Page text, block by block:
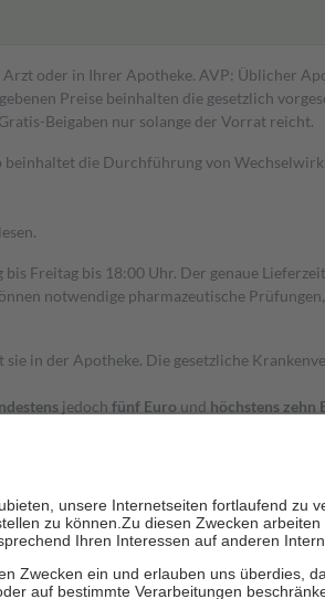
oder in Ihrer Apotheke. AVP: Üblicher
Preise beinhalten die gesetzlich
Beigaben nur solange der Vorrat reicht.
die Durchführung von
Freitag bis 18:00 Uhr. Der genaue
notwendige pharmazeutische
in der Apotheke. Die gesetzliche
jedoch fünf Euro und höchstens zehn
der Familie zu unterstützen, fallen